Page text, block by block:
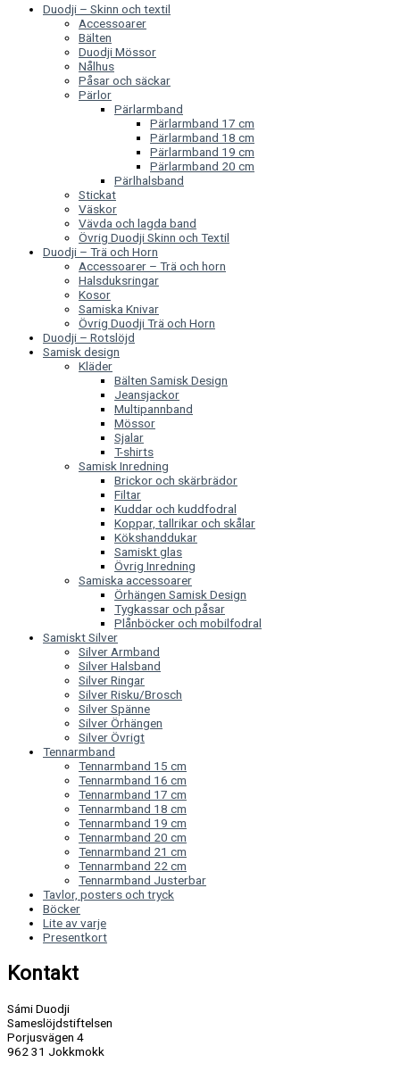
Duodji – Skinn och textil
Accessoarer
Bälten
Duodji Mössor
Nålhus
Påsar och säckar
Pärlor
Pärlarmband
Pärlarmband 17 cm
Pärlarmband 18 cm
Pärlarmband 19 cm
Pärlarmband 20 cm
Pärlhalsband
Stickat
Väskor
Vävda och lagda band
Övrig Duodji Skinn och Textil
Duodji – Trä och Horn
Accessoarer – Trä och horn
Halsduksringar
Kosor
Samiska Knivar
Övrig Duodji Trä och Horn
Duodji – Rotslöjd
Samisk design
Kläder
Bälten Samisk Design
Jeansjackor
Multipannband
Mössor
Sjalar
T-shirts
Samisk Inredning
Brickor och skärbrädor
Filtar
Kuddar och kuddfodral
Koppar, tallrikar och skålar
Kökshanddukar
Samiskt glas
Övrig Inredning
Samiska accessoarer
Örhängen Samisk Design
Tygkassar och påsar
Plånböcker och mobilfodral
Samiskt Silver
Silver Armband
Silver Halsband
Silver Ringar
Silver Risku/Brosch
Silver Spänne
Silver Örhängen
Silver Övrigt
Tennarmband
Tennarmband 15 cm
Tennarmband 16 cm
Tennarmband 17 cm
Tennarmband 18 cm
Tennarmband 19 cm
Tennarmband 20 cm
Tennarmband 21 cm
Tennarmband 22 cm
Tennarmband Justerbar
Tavlor, posters och tryck
Böcker
Lite av varje
Presentkort
Kontakt
Sámi Duodji
Sameslöjdstiftelsen
Porjusvägen 4
962 31 Jokkmokk